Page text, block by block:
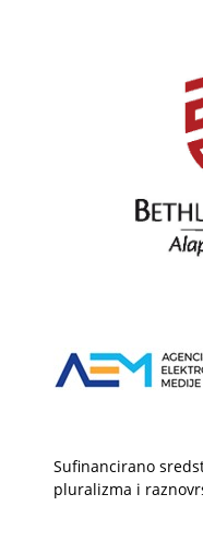
Sufinancirano
pluralizma i